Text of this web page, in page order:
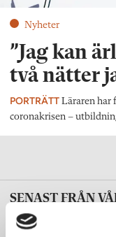
Nyheter
”Jag kan
två nätter
PORTRÄTT Läraren har
coronakrisen –
SENAST FRÅN